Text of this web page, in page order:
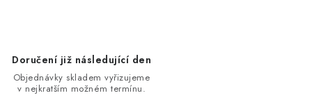
Doručení již následující den
Objednávky skladem vyřizujeme
v nejkratším možném termínu.